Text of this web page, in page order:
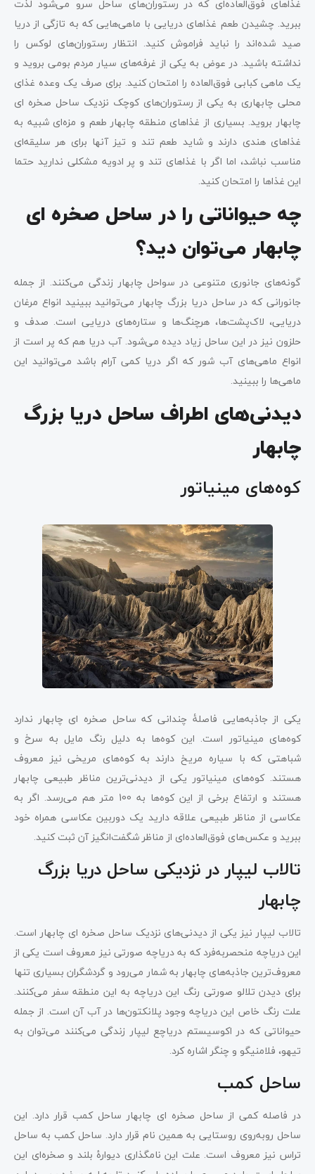
غذاهای فوق‌العاده‌ای که در رستوران‌های ساحل سرو می‌شود لذت
ببرید. چشیدن طعم غذاهای دریایی با ماهی‌هایی که به تازگی از دریا
صید شده‌اند را نباید فراموش کنید. انتظار رستوران‌های لوکس را
نداشته باشید. در عوض به یکی از غرفه‌های سیار مردم بومی بروید و
یک ماهی کبابی فوق‌العاده را امتحان کنید. برای صرف یک وعده غذای
محلی چابهاری به یکی از رستوران‌های کوچک نزدیک ساحل صخره ای
چابهار بروید. بسیاری از غذاهای منطقه چابهار طعم و مزه‌ای شبیه به
غذاهای هندی دارند و شاید طعم تند و تیز آنها برای هر سلیقه‌ای
مناسب نباشد، اما اگر با غذاهای تند و پر ادویه مشکلی ندارید حتما
این غذاها را امتحان کنید.
چه حیواناتی را در ساحل صخره ای
چابهار می‌توان دید؟
گونه‌های جانوری متنوعی در سواحل چابهار زندگی می‌کنند. از جمله
جانورانی که در ساحل دریا بزرگ چابهار می‌توانید ببینید انواع مرغان
دریایی، لاک‌پشت‌ها، هرچنگ‌ها و ستاره‌های دریایی است. صدف و
حلزون نیز در این ساحل زیاد دیده می‌شود. آب دریا هم که پر است از
انواع ماهی‌های آب شور که اگر دریا کمی آرام باشد می‌توانید این
ماهی‌ها را ببینید.
دیدنی‌های اطراف ساحل دریا بزرگ
چابهار
کوه‌های مینیاتور
یکی از جاذبه‌هایی فاصلۀ چندانی که ساحل صخره ای چابهار ندارد
کوه‌های مینیاتور است. این کوه‌ها به دلیل رنگ مایل به سرخ و
شباهتی که با سیاره مریخ دارند به کوه‌های مریخی نیز معروف
هستند. کوه‌های مینیاتور یکی از دیدنی‌ترین مناظر طبیعی چابهار
هستند و ارتفاع برخی از این کوه‌ها به 100 متر هم می‌رسد. اگر به
عکاسی از مناظر طبیعی علاقه دارید یک دوربین عکاسی همراه خود
ببرید و عکس‌های فوق‌العاده‌ای از مناظر شگفت‌انگیز آن ثبت کنید.
تالاب لیپار در نزدیکی ساحل دریا بزرگ
چابهار
تالاب لیپار نیز یکی از دیدنی‌های نزدیک ساحل صخره ای چابهار است.
این دریاچه منحصربه‌فرد که به دریاچه صورتی نیز معروف است یکی از
معروف‌ترین جاذبه‌های چابهار به شمار می‌رود و گردشگران بسیاری تنها
برای دیدن تلالو صورتی رنگ این دریاچه به این منطقه سفر می‌کنند.
علت رنگ خاص این دریاچه وجود پلانکتون‌ها در آب آن است. از جمله
حیواناتی که در اکوسیستم دریاچع لیپار زندگی می‌کنند می‌توان به
تیهو، فلامنیگو و چنگر اشاره کرد.
ساحل کمب
در فاصله کمی از ساحل صخره ای چابهار ساحل کمب قرار دارد. این
ساحل رو‌به‌روی روستایی به همین نام قرار دارد. ساحل کمب به ساحل
تراس نیز معروف است. علت این نامگذاری دیوارۀ بلند و صخره‌ای این